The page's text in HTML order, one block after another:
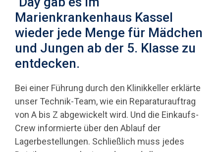
Marienkrankenhaus Kassel
wieder jede Menge für Mädchen
und Jungen ab der 5. Klasse zu
entdecken.
Bei einer Führung durch den Klinikkeller erklärte
unser Technik-Team, wie ein Reparaturauftrag
von A bis Z abgewickelt wird. Und die Einkaufs-
Crew informierte über den Ablauf der
Lagerbestellungen. Schließlich muss jedes